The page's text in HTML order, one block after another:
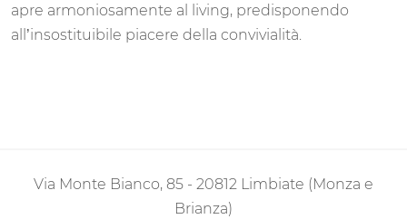
apre armoniosamente al living, predisponendo
all’insostituibile piacere della convivialità.
Via Monte Bianco, 85 - 20812 Limbiate (Monza e
Brianza)